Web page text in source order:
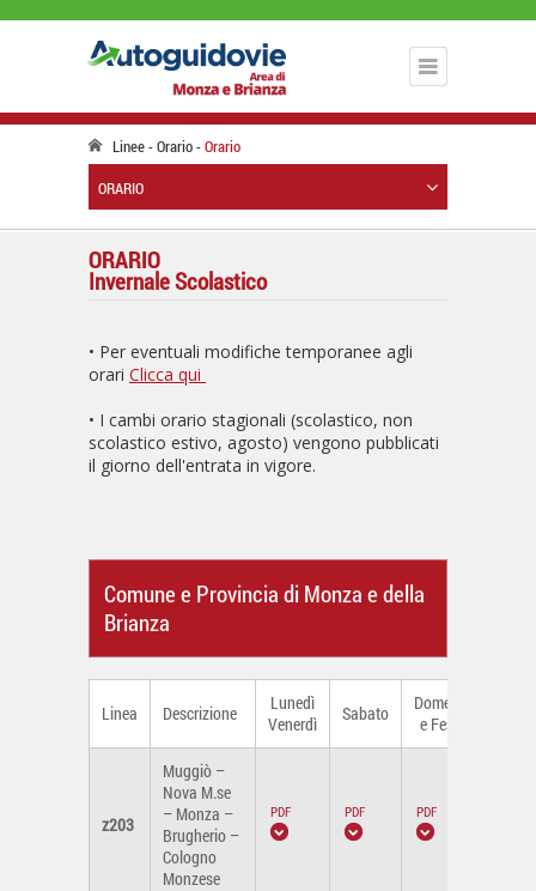
Linee Orario Orario
ORARIO
ORARIO
Invernale Scolastico
• Per eventuali modifiche temporanee agli
orari Clicca qui
• I cambi orario stagionali (scolastico, non
scolastico estivo, agosto) vengono pubblicati
il giorno dell'entrata in vigore.
Comune e Provincia di Monza e della
Brianza
Linea Descrizione
Lunedì
Venerdì
Sabato
Domenica
e Festivi
z203
Muggiò –
Nova M.se
– Monza –
Brugherio –
Cologno
Monzese